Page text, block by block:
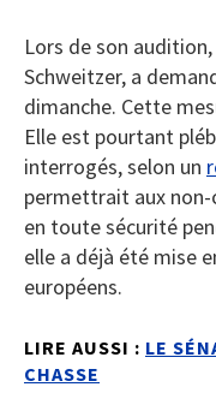
Lors de son
Schweitzer, a
dimanche. Cette
Elle est pourtant
interrogés, selon un
permettrait aux
en toute sécurité
elle a déjà été mise
européens.
LIRE AUSSI : LE
CHASSE